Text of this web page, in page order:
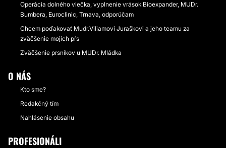
Operácia dolného viečka, vyplnenie vrások Bioexpander, MUDr.
Bumbera, Euroclinic, Trnava, odporúčam
Chcem poďakovať Mudr.Viliamovi Juraškovi a jeho teamu za
zväčšenie mojich pŕs
Zväčšenie prsníkov u MUDr. Mládka
O NÁS
Kto sme?
Redakčný tím
Nahlásenie obsahu
PROFESIONÁLI